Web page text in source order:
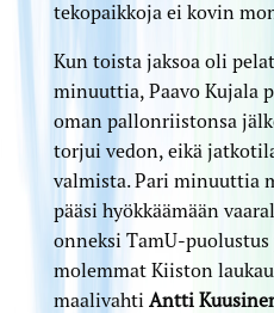
tekopaikkoja ei kovin
Kun toista jaksoa oli
minuuttia, Paavo Kujala
oman pallonriistonsa
torjui vedon, eikä
valmista.Pari minuuttia
pääsi hyökkäämään
onneksi TamU-puolustus
molemmat Kiiston
maalivahti Antti